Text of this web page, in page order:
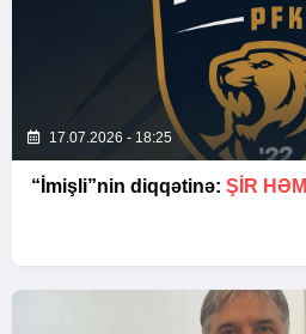
17.07.2026 - 18:25
“İmişli”nin diqqətinə: ŞIR